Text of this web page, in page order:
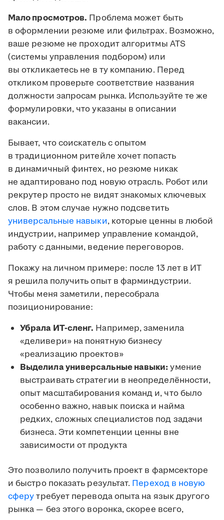
Мало просмотров. Проблема может быть
в оформлении резюме или фильтрах. Возможно,
ваше резюме не проходит алгоритмы ATS
(системы управления подбором) или
вы откликаетесь не в ту компанию. Перед
откликом проверьте соответствие названия
должности запросам рынка. Используйте те же
формулировки, что указаны в описании
вакансии.
Бывает, что соискатель с опытом
в традиционном ритейле хочет попасть
в динамичный финтех, но резюме никак
не адаптировано под новую отрасль. Робот или
рекрутер просто не видят знакомых ключевых
слов. В этом случае нужно подсветить
универсальные навыки, которые ценны в любой
индустрии, например управление командой,
работу с данными, ведение переговоров.
Покажу на личном примере: после 13 лет в ИТ
я решила получить опыт в фарминдустрии.
Чтобы меня заметили, пересобрала
позиционирование:
Убрала ИТ-сленг. Например, заменила
«деливери» на понятную бизнесу
«реализацию проектов»
Выделила универсальные навыки:умение
выстраивать стратегии в неопределённости,
опыт масштабирования команд и, что было
особенно важно, навык поиска и найма
редких, сложных специалистов под задачи
бизнеса. Эти компетенции ценны вне
зависимости от продукта
Это позволило получить проект в фармсекторе
и быстро показать результат. Переход в новую
сферутребует перевода опыта на язык другого
рынка — без этого воронка, скорее всего,